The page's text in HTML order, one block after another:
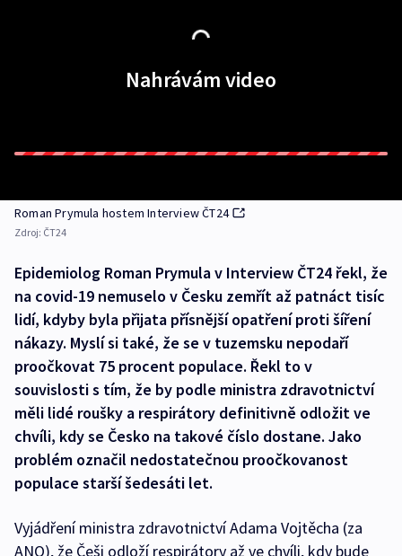
Nahrávám video
Roman Prymula hostem Interview ČT24
Zdroj: ČT24
Epidemiolog Roman Prymula v Interview ČT24 řekl, že
na covid-19 nemuselo v Česku zemřít až patnáct tisíc
lidí, kdyby byla přijata přísnější opatření proti šíření
nákazy. Myslí si také, že se v tuzemsku nepodaří
proočkovat 75 procent populace. Řekl to v
souvislosti s tím, že by podle ministra zdravotnictví
měli lidé roušky a respirátory definitivně odložit ve
chvíli, kdy se Česko na takové číslo dostane. Jako
problém označil nedostatečnou proočkovanost
populace starší šedesáti let.
Vyjádření ministra zdravotnictví Adama Vojtěcha (za
ANO), že Češi odloží respirátory až ve chvíli, kdy bude